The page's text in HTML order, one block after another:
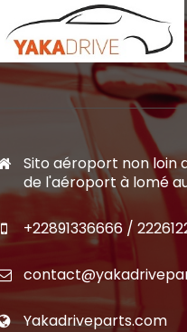
Sito aéroport non loin
de l'aéroport à lomé
+22891336666 /
Yakadriveparts.com